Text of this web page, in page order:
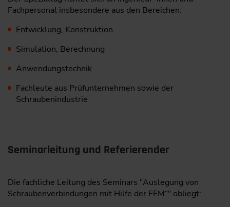
Fachpersonal insbesondere aus den Bereichen:
Entwicklung, Konstruktion
Simulation, Berechnung
Anwendungstechnik
Fachleute aus Prüfunternehmen sowie der
Schraubenindustrie
Seminarleitung und Referierender
Die fachliche Leitung des Seminars "Auslegung von
Schraubenverbindungen mit Hilfe der FEM“" obliegt: